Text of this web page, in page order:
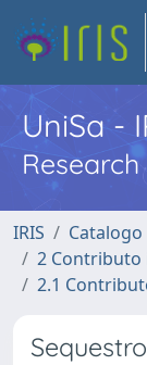
UniSa -
IRIS
2 Contributo
2.1